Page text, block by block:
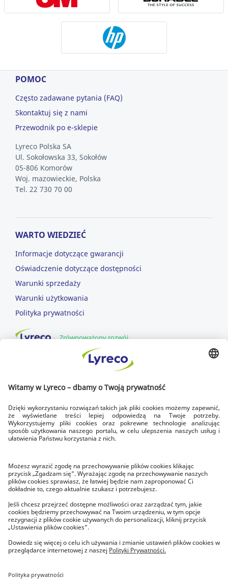
POMOC
Często zadawane pytania (FAQ)
Skontaktuj się z nami
Przewodnik po e-sklepie
Lyreco Polska SA
Ul. Sokołowska 33, Sokołów
05-806 Komorów
Woj. mazowieckie, Polska
Tel. 22 730 70 00
WARTO WIEDZIEĆ
Informacje dotyczące gwarancji
Oświadczenie dotyczące dostępności
Warunki sprzedaży
Warunki użytkowania
Polityka prywatności
Zrównoważony rozwój
dowozimy w dni robocze
DOSTAWA NA CZAS
zawsze do godziny 17.00
O LYRECO
Poznaj Lyreco
Lyreco News
Kariera w Lyreco